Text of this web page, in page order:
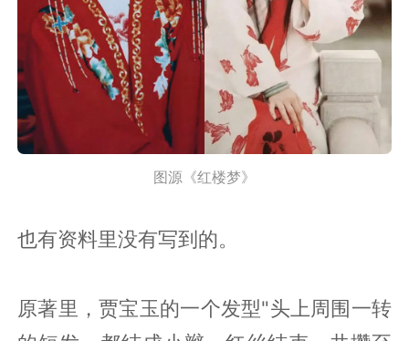
图源《红楼梦》
也有资料里没有写到的。
原著里，贾宝玉的一个发型"头上周围一转